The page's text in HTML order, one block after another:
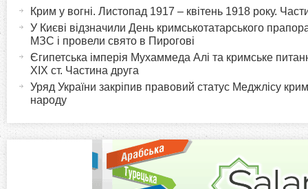
zв
к
Крим у вогні. Листопад 1917 – квітень 1918 року.
У Києві відзначили День кримськотатарського
МЗС і провели свято в Пирогові
Єгипетська імперія Мухаммеда Алі та кримське
XIX ст. Частина друга
Уряд України закріпив правовий статус Меджлісу
народу